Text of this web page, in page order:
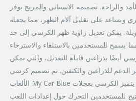
والراحة. تصميمه الانسيابي والمريح يوفر
ويساعد على تقليل آلام الظهر، مما يجعله
يمكن تعديل زاوية ظهر الكرسي إلى حد
درجة، مما يسمح للمستخدمين بالاستلقاء والاسترخاء
أيضًا بذراعين قابلة للتعديل، والتي يمكن
الدعم للذراعين والكتفين. تم تصميم كرسي
الألعاب My Car Blue أيضًا بالحركية في الاعتبار. يتميز الكرسي بعجلات
للمستخدمين التحرك حول إعدادات اللعب